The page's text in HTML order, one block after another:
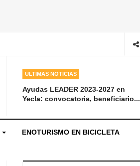
ULTIMAS NOTICIAS
Ayudas LEADER 2023-2027 en
Yecla: convocatoria, beneficiario...
ENOTURISMO EN BICICLETA